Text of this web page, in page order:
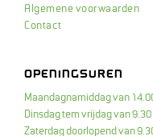
Algemene voorwaarden
Contact
OPENINGSUREN
Maandagnamiddag van
Dinsdag tem vrijdag van
Zaterdag doorlopend van